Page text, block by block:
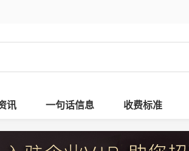
讯 一句话信息 收费标准